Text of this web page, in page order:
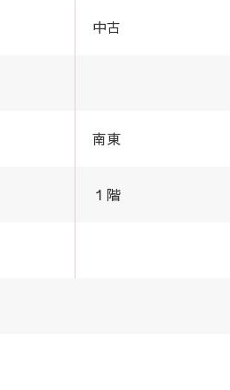
中古
南東
１階